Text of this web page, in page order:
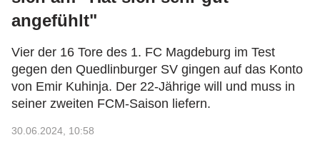
angefühlt"
Vier der 16 Tore des 1. FC Magdeburg im Test
gegen den Quedlinburger SV gingen auf das Konto
von Emir Kuhinja. Der 22-Jährige will und muss in
seiner zweiten FCM-Saison liefern.
30.06.2024, 10:58